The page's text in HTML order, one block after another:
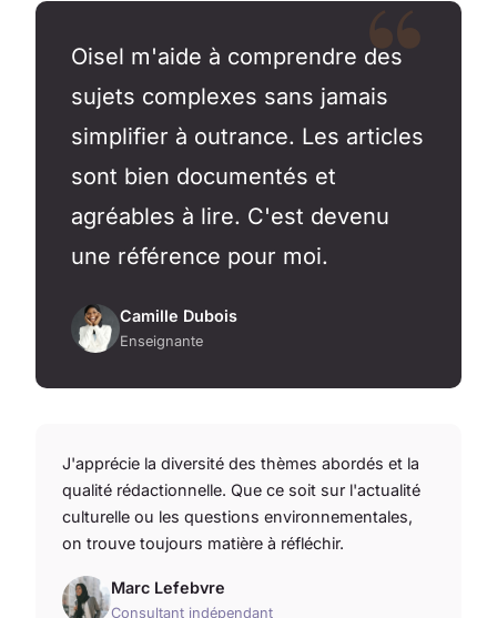
Oisel m'aide à comprendre des
sujets complexes sans jamais
simplifier à outrance. Les articles
sont bien documentés et
agréables à lire. C'est devenu
une référence pour moi.
Camille Dubois
Enseignante
J'apprécie la diversité des thèmes abordés et la
qualité rédactionnelle. Que ce soit sur l'actualité
culturelle ou les questions environnementales,
on trouve toujours matière à réfléchir.
Marc Lefebvre
Consultant indépendant